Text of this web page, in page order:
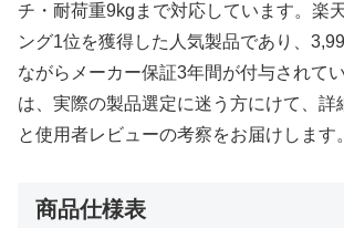
チ・耐荷重9kgまで対応しています。楽
ング1位を獲得した人気製品であり、
ながらメーカー保証3年間が付与されて
は、実際の製品選定に迷う方にけて、詳
と使用者レビューの考察をお届けします。
商品仕様表